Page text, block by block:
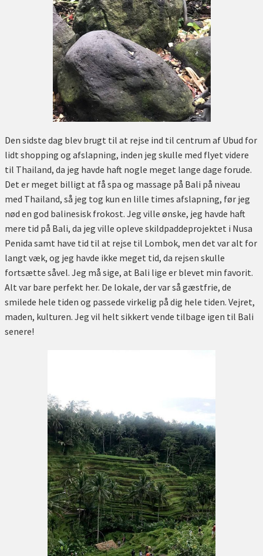
Den sidste dag blev brugt til at rejse ind til centrum af Ubud for
lidt shopping og afslapning, inden jeg skulle med flyet videre
til Thailand, da jeg havde haft nogle meget lange dage forude.
Det er meget billigt at få spa og massage på Bali på niveau
med Thailand, så jeg tog kun en lille times afslapning, før jeg
nød en god balinesisk frokost. Jeg ville ønske, jeg havde haft
mere tid på Bali, da jeg ville opleve skildpaddeprojektet i Nusa
Penida samt have tid til at rejse til Lombok, men det var alt for
langt væk, og jeg havde ikke meget tid, da rejsen skulle
fortsætte såvel. Jeg må sige, at Bali lige er blevet min favorit.
Alt var bare perfekt her. De lokale, der var så gæstfrie, de
smilede hele tiden og passede virkelig på dig hele tiden. Vejret,
maden, kulturen. Jeg vil helt sikkert vende tilbage igen til Bali
senere!